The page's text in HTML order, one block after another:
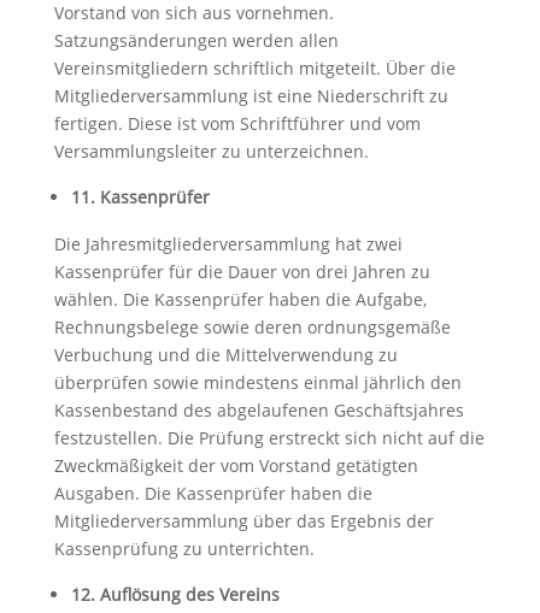
Vorstand von sich aus vornehmen.
Satzungsänderungen werden allen
Vereinsmitgliedern schriftlich mitgeteilt. Über die
Mitgliederversammlung ist eine Niederschrift zu
fertigen. Diese ist vom Schriftführer und vom
Versammlungsleiter zu unterzeichnen.
11. Kassenprüfer
Die Jahresmitgliederversammlung hat zwei
Kassenprüfer für die Dauer von drei Jahren zu
wählen. Die Kassenprüfer haben die Aufgabe,
Rechnungsbelege sowie deren ordnungsgemäße
Verbuchung und die Mittelverwendung zu
überprüfen sowie mindestens einmal jährlich den
Kassenbestand des abgelaufenen Geschäftsjahres
festzustellen. Die Prüfung erstreckt sich nicht auf die
Zweckmäßigkeit der vom Vorstand getätigten
Ausgaben. Die Kassenprüfer haben die
Mitgliederversammlung über das Ergebnis der
Kassenprüfung zu unterrichten.
12. Auflösung des Vereins